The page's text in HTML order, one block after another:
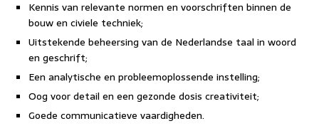
Kennis van relevante normen en voorschriften binnen de
bouw en civiele techniek;
Uitstekende beheersing van de Nederlandse taal in woord
en geschrift;
Een analytische en probleemoplossende instelling;
Oog voor detail en een gezonde dosis creativiteit;
Goede communicatieve vaardigheden.